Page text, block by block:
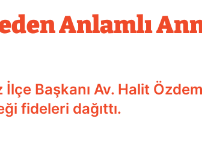
Anlamlı
Başkanı Av. Halit
fideleri dağıttı.